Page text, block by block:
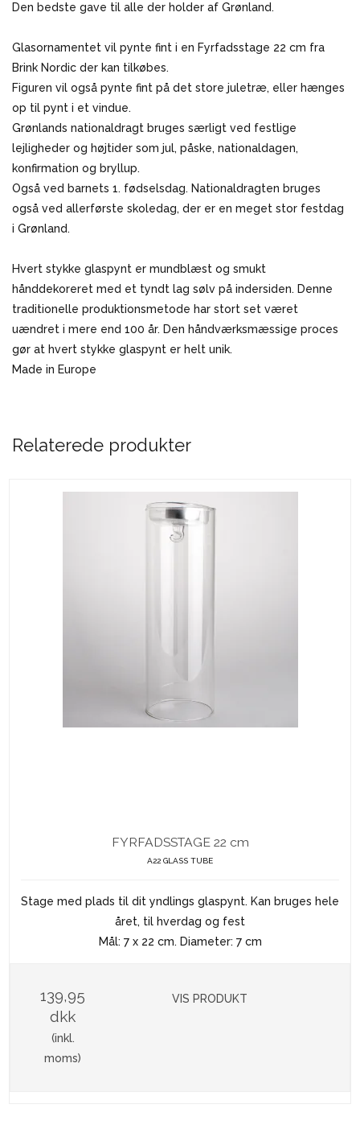
Den bedste gave til alle der holder af Grønland.
Glasornamentet vil pynte fint i en Fyrfadsstage 22 cm fra
Brink Nordic der kan tilkøbes.
Figuren vil også pynte fint på det store juletræ, eller hænges
op til pynt i et vindue.
Grønlands nationaldragt bruges særligt ved festlige
lejligheder og højtider som jul, påske, nationaldagen,
konfirmation og bryllup.
Også ved barnets 1. fødselsdag. Nationaldragten bruges
også ved allerførste skoledag, der er en meget stor festdag
i Grønland.
Hvert stykke glaspynt er mundblæst og smukt
hånddekoreret med et tyndt lag sølv på indersiden. Denne
traditionelle produktionsmetode har stort set været
uændret i mere end 100 år. Den håndværksmæssige proces
gør at hvert stykke glaspynt er helt unik.
Made in Europe
Relaterede produkter
FYRFADSSTAGE 22 cm
A22 GLASS TUBE
Stage med plads til dit yndlings glaspynt. Kan bruges hele
året, til hverdag og fest
Mål: 7 x 22 cm. Diameter: 7 cm
139,95
dkk
(inkl.
moms)
VIS PRODUKT